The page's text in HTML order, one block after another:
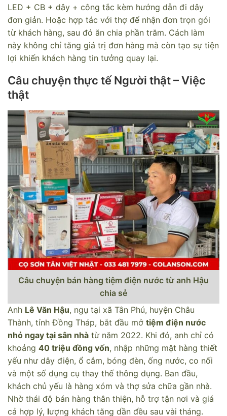
LED + CB + dây + công tắc kèm hướng dẫn đi dây
đơn giản. Hoặc hợp tác với thợ để nhận đơn trọn gói
từ khách hàng, sau đó ăn chia phần trăm. Cách làm
này không chỉ tăng giá trị đơn hàng mà còn tạo sự tiện
lợi khiến khách hàng tin tưởng quay lại.
Câu chuyện thực tế Người thật – Việc
thật
Câu chuyện bán hàng tiệm điện nước từ anh Hậu
chia sẻ
Anh Lê Văn Hậu, ngụ tại xã Tân Phú, huyện Châu
Thành, tỉnh Đồng Tháp, bắt đầu mở tiệm điện nước
nhỏ ngay tại sân nhà từ năm 2022. Khi đó, anh chỉ có
khoảng 40 triệu đồng vốn, nhập những mặt hàng thiết
yếu như dây điện, ổ cắm, bóng đèn, ống nước, co nối
và một số dụng cụ thay thế thông dụng. Ban đầu,
khách chủ yếu là hàng xóm và thợ sửa chữa gần nhà.
Nhờ thái độ bán hàng thân thiện, hỗ trợ tận nơi và giá
cả hợp lý, lượng khách tăng dần đều sau vài tháng.